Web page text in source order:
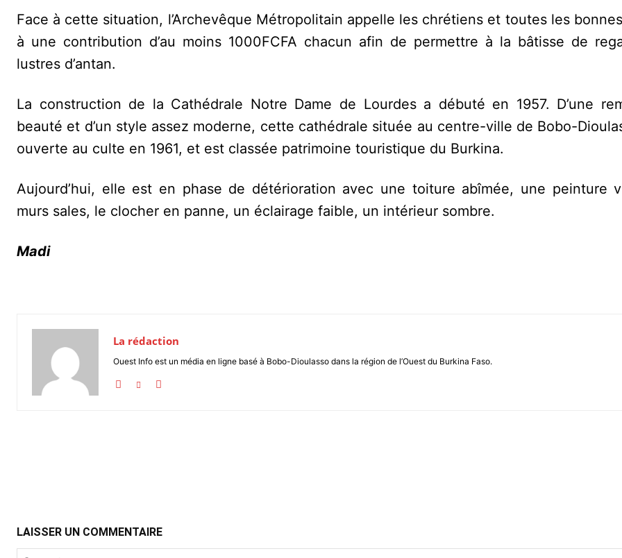
Face à cette situation, l’Archevêque Métropolitain appelle les chrétiens et toutes les
à une contribution d’au moins 1000FCFA chacun afin de permettre à la bâtisse de
lustres d’antan.
La construction de la Cathédrale Notre Dame de Lourdes a débuté en 1957. D’une
beauté et d’un style assez moderne, cette cathédrale située au centre-ville de Bobo-
ouverte au culte en 1961, et est classée patrimoine touristique du Burkina.
Aujourd’hui, elle est en phase de détérioration avec une toiture abîmée, une peinture
murs sales, le clocher en panne, un éclairage faible, un intérieur sombre.
Madi
La rédaction
Ouest Info est un média en ligne basé à Bobo-Dioulasso dans la région de l’Ouest du Burkina Faso.
LAISSER UN COMMENTAIRE